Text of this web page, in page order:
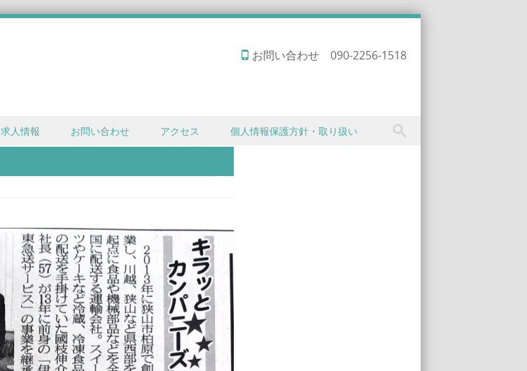
お問い合わせ 090-2256-1518
求人情報 お問い合わせ アクセス 個人情報保護方針・取り扱い